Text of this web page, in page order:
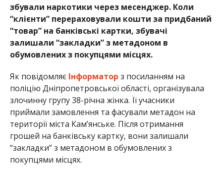
збували наркотики через месенджер. Коли
“клієнти” перераховували кошти за придбаний
“товар” на банківські картки, збувачі
залишали “закладки” з метадоном в
обумовлених з покупцями місцях.
Як повідомляє Інформатор з посиланням на
поліцію Дніпропетровської області, організувала
злочинну групу 38-річна жінка. Її учасники
приймали замовлення та фасували метадон на
території міста Кам’янське. Після отримання
грошей на банківську картку, вони залишали
“закладки” з метадоном в обумовлених з
покупцями місцях.